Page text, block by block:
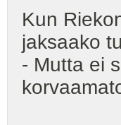
Kun
jaksaako
- Mutta ei